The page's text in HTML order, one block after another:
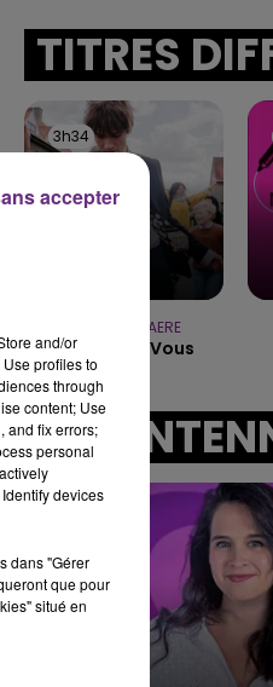
16h00 - 20h00
LE WEEK-END
TITRES
3h34
3h34
PIERRE DE MAERE
Je Pense A Vous
A
and/or
profiles to
through
content; Use
and fix errors;
personal
devices
dans "Gérer
que pour
situé en
accepter